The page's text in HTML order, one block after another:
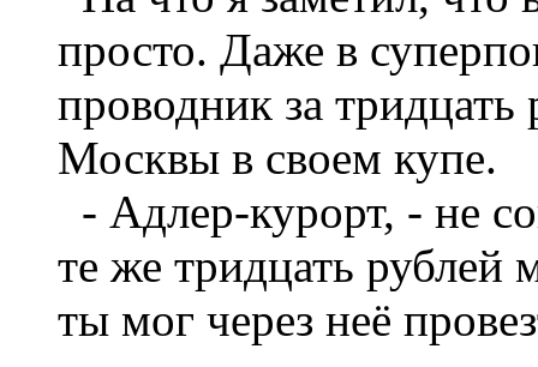
просто. Даже в
проводник за тридцать
Москвы в своем купе.
- Адлер-курорт, - не
те же тридцать рублей
ты мог через неё